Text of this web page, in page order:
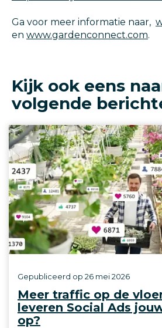
Ga voor meer informatie naar,
en www.gardenconnect.com.
Kijk ook eens
volgende
Meer traffic op de
leveren Social Ads
op?
Gepubliceerd op 26 mei 2026